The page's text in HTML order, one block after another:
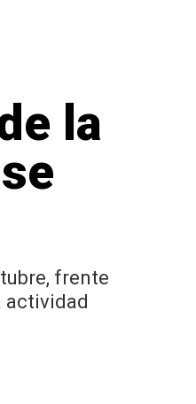
la
frente
actividad